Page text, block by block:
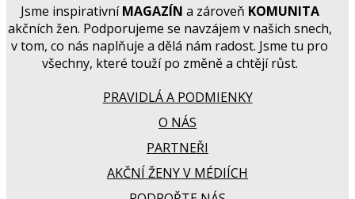
Jsme inspirativníMAGAZÍN a zároveň KOMUNITA
akčních žen. Podporujeme se navzájem v našich snech,
v tom, co nás naplňuje a dělá nám radost. Jsme tu pro
všechny, které touží po změně a chtějí růst.
PRAVIDLÁ A PODMIENKY
O NÁS
PARTNEŘI
AKČNÍ ŽENY V MÉDIÍCH